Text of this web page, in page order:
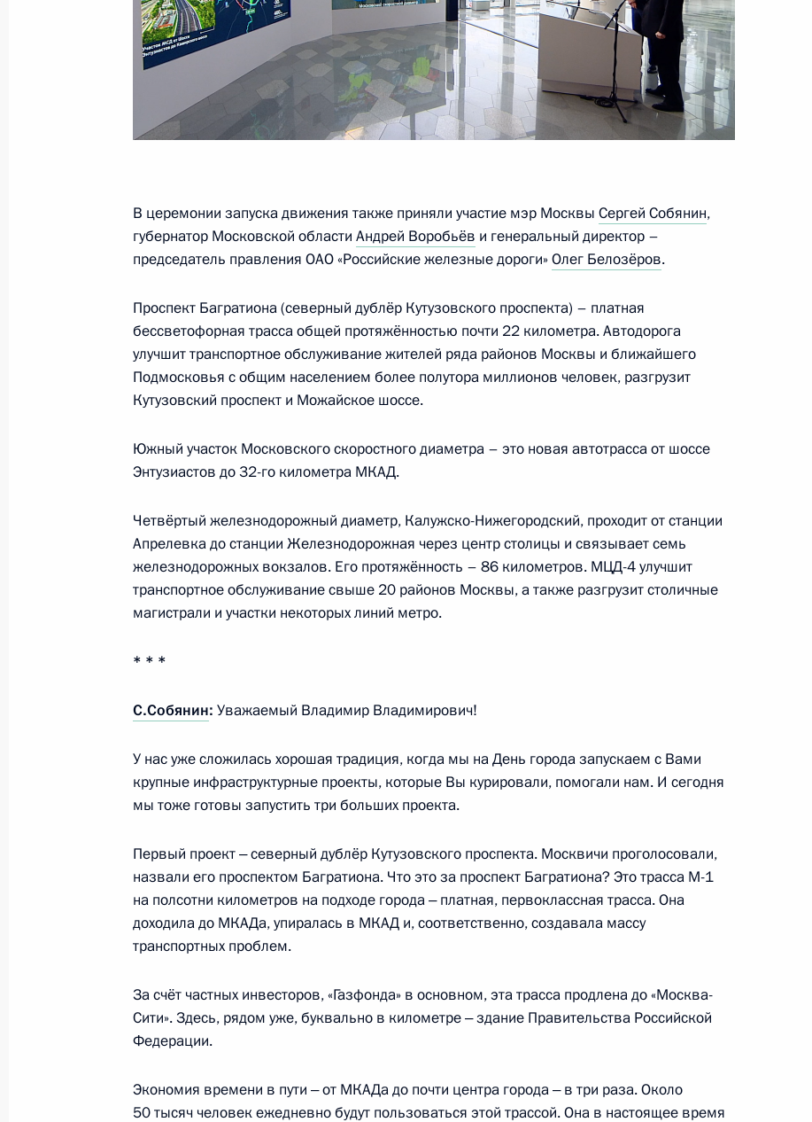
Встреча с мэром Москвы Сергеем Собяниным
5 мая 2025 года, 13:40
6 марта 2025 года, 17:00
Посещение индустриального парка «Руднево»
Открытие инфраструктурных объектов Москвы
7 сентября 2024 года, 13:10
Поздравление с праздником Пасхи
5 мая 2024 года, 09:00
Сити Холле»
25 марта 2024 года, 21:35
Запуск строительства ВСМ Москва – Санкт-Петербург и седьмого
энергоблока Ленинградской АЭС
14 марта 2024 года, 15:55
Встреча с мэром Москвы Сергеем Собяниным
4 марта 2024 года, 13:05
Посещение Центра диагностики и телемедицинских технологий
В церемонии запуска движения также приняли участие мэр Москвы Сергей Собянин,
губернатор Московской области Андрей Воробьёв и генеральный директор –
председатель правления ОАО «Российские железные дороги»Олег Белозёров.
Проспект Багратиона (северный дублёр Кутузовского проспекта) – платная
бессветофорная трасса общей протяжённостью почти 22 километра. Автодорога
улучшит транспортное обслуживание жителей ряда районов Москвы и ближайшего
Подмосковья с общим населением более полутора миллионов человек, разгрузит
Кутузовский проспект и Можайское шоссе.
Южный участок Московского скоростного диаметра – это новая автотрасса от шоссе
Энтузиастов до 32-го километра МКАД.
Четвёртый железнодорожный диаметр, Калужско-Нижегородский, проходит от станции
Апрелевка до станции Железнодорожная через центр столицы и связывает семь
железнодорожных вокзалов. Его протяжённость – 86 километров. МЦД-4 улучшит
транспортное обслуживание свыше 20 районов Москвы, а также разгрузит столичные
магистрали и участки некоторых линий метро.
* * *
С.Собянин: Уважаемый Владимир Владимирович!
У нас уже сложилась хорошая традиция, когда мы на День города запускаем с Вами
крупные инфраструктурные проекты, которые Вы курировали, помогали нам. И сегодня
мы тоже готовы запустить три больших проекта.
Первый проект ‒ северный дублёр Кутузовского проспекта. Москвичи проголосовали,
назвали его проспектом Багратиона. Что это за проспект Багратиона? Это трасса М-1
на полсотни километров на подходе города ‒ платная, первоклассная трасса. Она
доходила до МКАДа, упиралась в МКАД и, соответственно, создавала массу
транспортных проблем.
За счёт частных инвесторов, «Газфонда» в основном, эта трасса продлена до «Москва-
Сити». Здесь, рядом уже, буквально в километре ‒ здание Правительства Российской
Федерации.
Экономия времени в пути ‒ от МКАДа до почти центра города ‒ в три раза. Около
50 тысяч человек ежедневно будут пользоваться этой трассой. Она в настоящее время